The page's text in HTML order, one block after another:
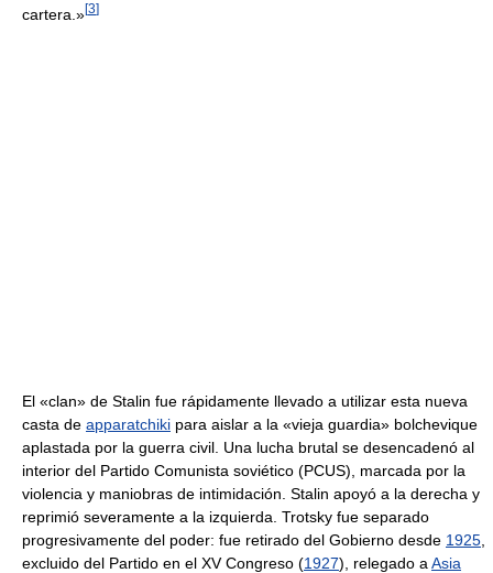
cartera.»[3]
El «clan» de Stalin fue rápidamente llevado a utilizar esta nueva
casta de apparatchiki para aislar a la «vieja guardia» bolchevique
aplastada por la guerra civil. Una lucha brutal se desencadenó al
interior del Partido Comunista soviético (PCUS), marcada por la
violencia y maniobras de intimidación. Stalin apoyó a la derecha y
reprimió severamente a la izquierda. Trotsky fue separado
progresivamente del poder: fue retirado del Gobierno desde 1925
excluido del Partido en el XV Congreso (1927), relegado a Asia